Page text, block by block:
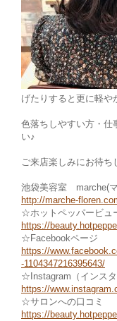
げたりすると更に軽や
色落ちしやすい方・仕
い♪
ご来店楽しみにお待ち
池袋美容室 marche(
http://marche-
☆ホットペッパービュ
https://
☆Facebookページ
https://
-1104347216395643/
☆Instagram（インスタ
https://
☆サロンへの口コミ
https://